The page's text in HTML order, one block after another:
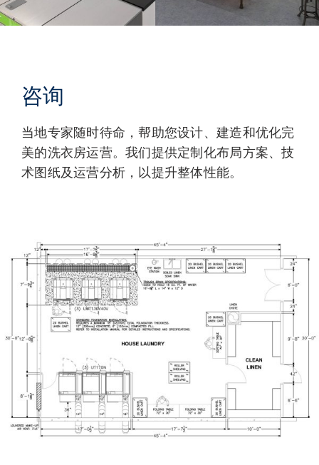
咨询
当地专家随时待命，帮助您设计、建造和优化完
美的洗衣房运营。我们提供定制化布局方案、技
术图纸及运营分析，以提升整体性能。